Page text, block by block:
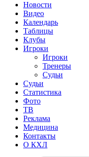
Новости
Видео
Календарь
Таблицы
Клубы
Игроки
Игроки
Тренеры
Судьи
Судьи
Статистика
Фото
ТВ
Реклама
Медицина
Контакты
О КХЛ